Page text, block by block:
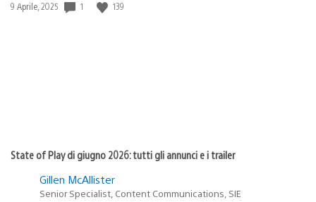
Data
9 Aprile, 2025 1 139
State of Play di giugno 2026: tutti gli annunci e i trailer
Gillen McAllister
Senior Specialist, Content Communications, SIE